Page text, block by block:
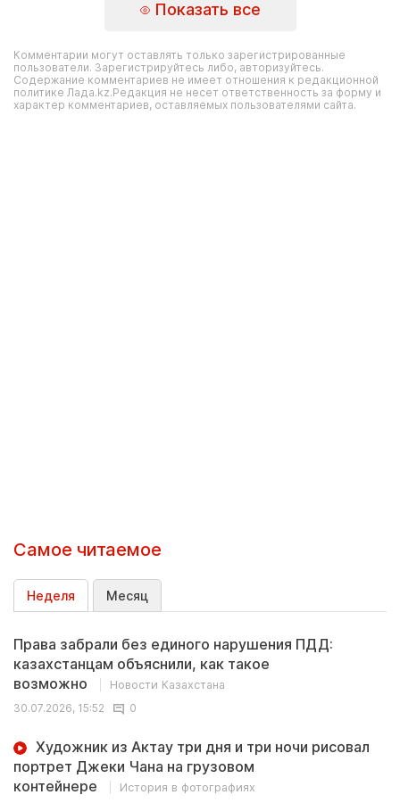
Показать все
Комментарии могут оставлять только зарегистрированные
пользователи. Зарегистрируйтесь либо, авторизуйтесь.
Содержание комментариев не имеет отношения к редакционной
политике Лада.kz.Редакция не несет ответственность за форму и
характер комментариев, оставляемых пользователями сайта.
Самое читаемое
Неделя Месяц
Права забрали без единого нарушения ПДД:
казахстанцам объяснили, как такое
возможно
Новости Казахстана
30.07.2026, 15:52
0
Художник из Актау три дня и три ночи рисовал
портрет Джеки Чана на грузовом
контейнере
История в фотографиях